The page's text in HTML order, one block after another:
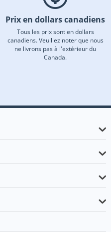
Prix en dollars canadiens
Tous les prix sont en dollars
canadiens. Veuillez noter que nous
ne livrons pas à l'extérieur du
Canada.